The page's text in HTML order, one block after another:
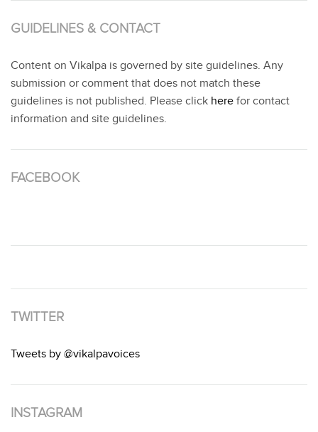
GUIDELINES & CONTACT
Content on Vikalpa is governed by site guidelines. Any
submission or comment that does not match these
guidelines is not published. Please click here for contact
information and site guidelines.
FACEBOOK
TWITTER
Tweets by @vikalpavoices
INSTAGRAM